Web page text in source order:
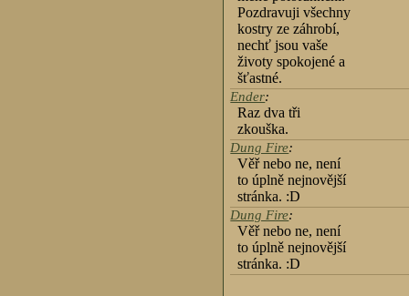
Pozdravuji všechny
kostry ze záhrobí,
nechť jsou vaše
životy spokojené a
šťastné.
Ender:
Raz dva tři
zkouška.
Dung Fire:
Věř nebo ne, není
to úplně nejnovější
stránka. :D
Dung Fire:
Věř nebo ne, není
to úplně nejnovější
stránka. :D